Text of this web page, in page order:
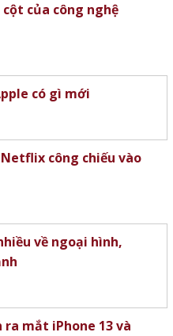
của công nghệ
có gì mới
công chiếu vào
về ngoại hình,
mắt iPhone 13 và